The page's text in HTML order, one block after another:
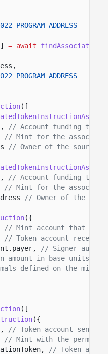
] = await
([
// Account funding the
// Mint for the
// Owner of the source
// Account funding the
// Mint for the
// Owner of the
({
// Mint account that
// Token account
// Signer
amount in base units.
defined on the mint.
([
({
// Token account
// Mint with the
// Token